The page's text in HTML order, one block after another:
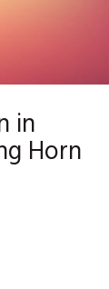
in
Horn